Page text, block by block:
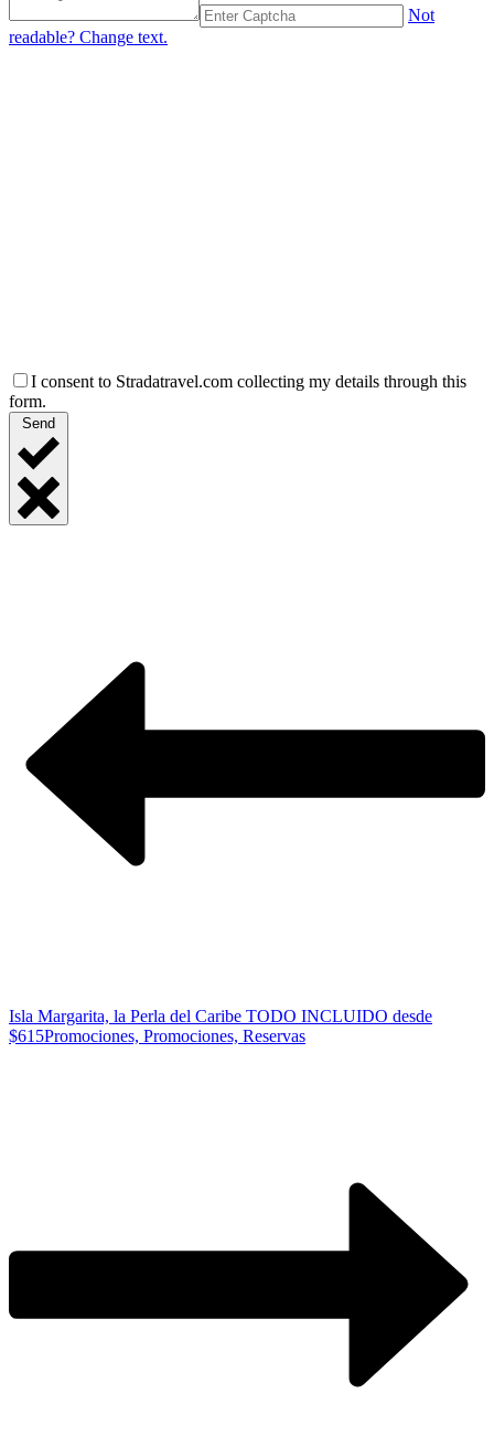
Not
readable? Change text.
I consent to Stradatravel.com collecting my details through this
form.
Send
Isla Margarita, la Perla del Caribe TODO INCLUIDO desde
$615Promociones, Promociones, Reservas